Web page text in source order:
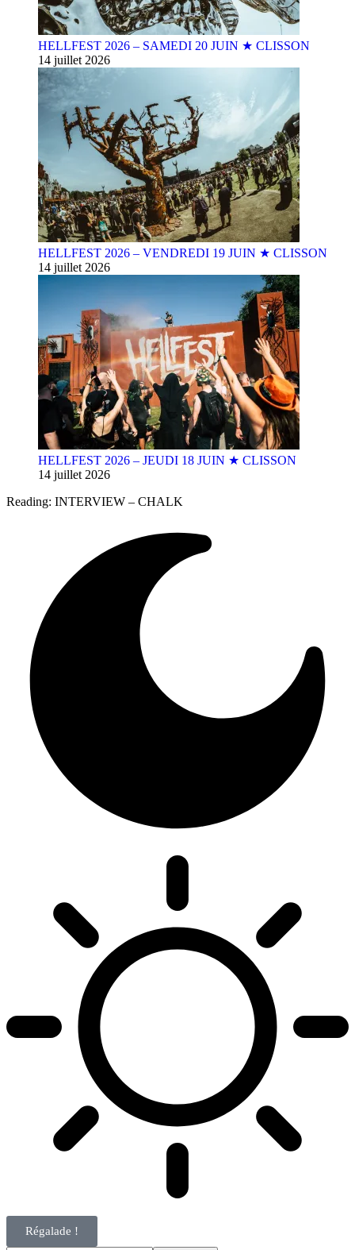
HELLFEST 2026 – SAMEDI 20 JUIN ★ CLISSON
14 juillet 2026
HELLFEST 2026 – VENDREDI 19 JUIN ★ CLISSON
14 juillet 2026
HELLFEST 2026 – JEUDI 18 JUIN ★ CLISSON
14 juillet 2026
Reading: INTERVIEW – CHALK
Régalade !